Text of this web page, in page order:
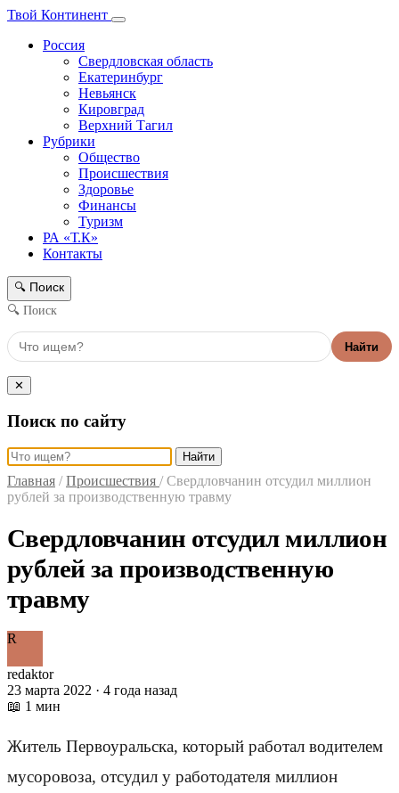
Твой Континент
Россия
Свердловская область
Екатеринбург
Невьянск
Кировград
Верхний Тагил
Рубрики
Общество
Происшествия
Здоровье
Финансы
Туризм
РА «Т.К»
Контакты
🔍 Поиск
🔍 Поиск
Найти
✕
Поиск по сайту
Найти
Главная / Происшествия / Свердловчанин отсудил миллион
рублей за производственную травму
Свердловчанин отсудил миллион
рублей за производственную
травму
R
redaktor
23 марта 2022 · 4 года назад
📖 1 мин
Житель Первоуральска, который работал водителем
мусоровоза, отсудил у работодателя миллион